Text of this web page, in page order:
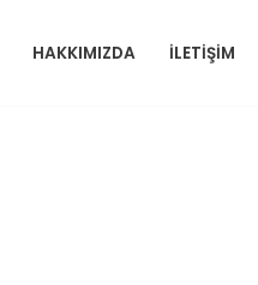
HAKKIMIZDA İLETIŞIM